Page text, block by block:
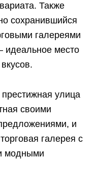
Также
сохранившийся
галереями
идеальное место
улица
своими
и
галерея с
модными